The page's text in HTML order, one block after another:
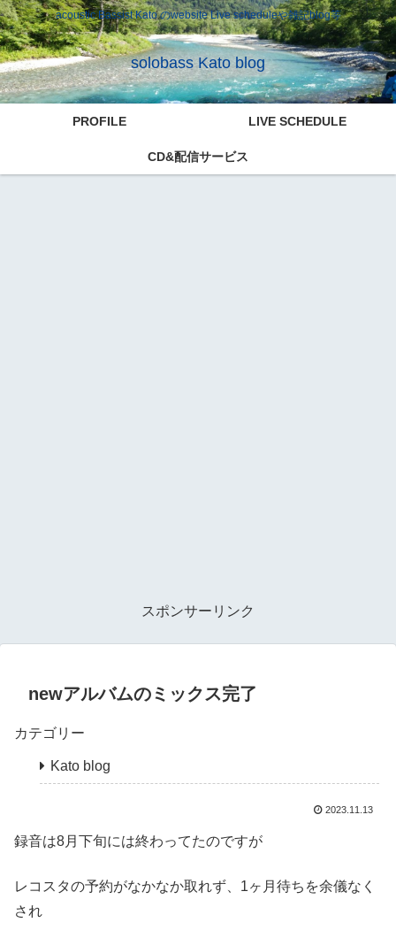
acoustic Bassist Kato のwebsite Live scheduleや雑記blog等
solobass Kato blog
PROFILE LIVE SCHEDULE
CD&配信サービス
スポンサーリンク
newアルバムのミックス完了
カテゴリー
Kato blog
2023.11.13
録音は8月下旬には終わってたのですが
レコスタの予約がなかなか取れず、1ヶ月待ちを余儀なく
され